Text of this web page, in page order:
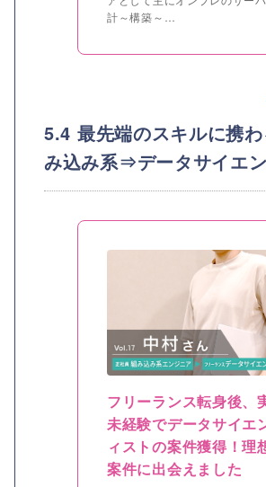
計～構築～…
5.4 最先端のスキルに携
み込み系⇒データサイエン
フリーランス転身後、
未経験でデータサイエ
ィストの案件獲得！理
案件に出会えました